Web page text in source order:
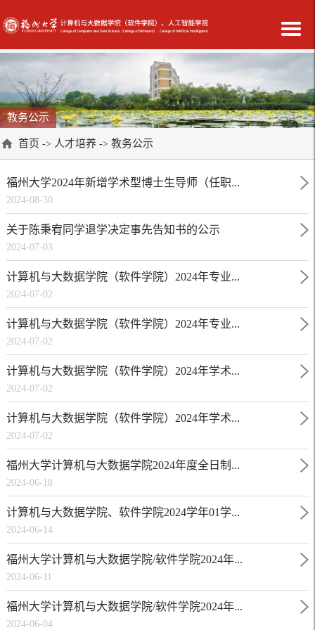
教务公示
首页 -> 人才培养 -> 教务公示
福州大学2024年新增学术型博士生导师（任职...
2024-08-30
关于陈秉宥同学退学决定事先告知书的公示
2024-07-03
计算机与大数据学院（软件学院）2024年专业...
2024-07-02
计算机与大数据学院（软件学院）2024年专业...
2024-07-02
计算机与大数据学院（软件学院）2024年学术...
2024-07-02
计算机与大数据学院（软件学院）2024年学术...
2024-07-02
福州大学计算机与大数据学院2024年度全日制...
2024-06-18
计算机与大数据学院、软件学院2024学年01学...
2024-06-14
福州大学计算机与大数据学院/软件学院2024年...
2024-06-11
福州大学计算机与大数据学院/软件学院2024年...
2024-06-04